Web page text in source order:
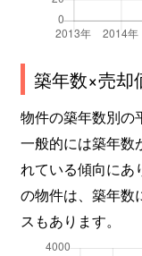
築年数×売却
物件の築年数別の
一般的には築年数
れている傾向にあ
の物件は、築年数
スもあります。